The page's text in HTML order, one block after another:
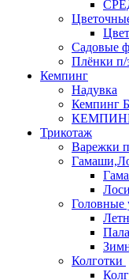
Садовые
Плёнки п/
Кемпинг
Надувка
Кемпинг
КЕМПИНГ
Трикотаж
Варежки
Головные
Колготки